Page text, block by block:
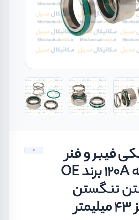
فیبر و فنر
نافی الماسه 120A برند OE
تنگستن